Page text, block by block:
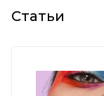
Статьи